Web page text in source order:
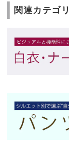
関連カテゴリ